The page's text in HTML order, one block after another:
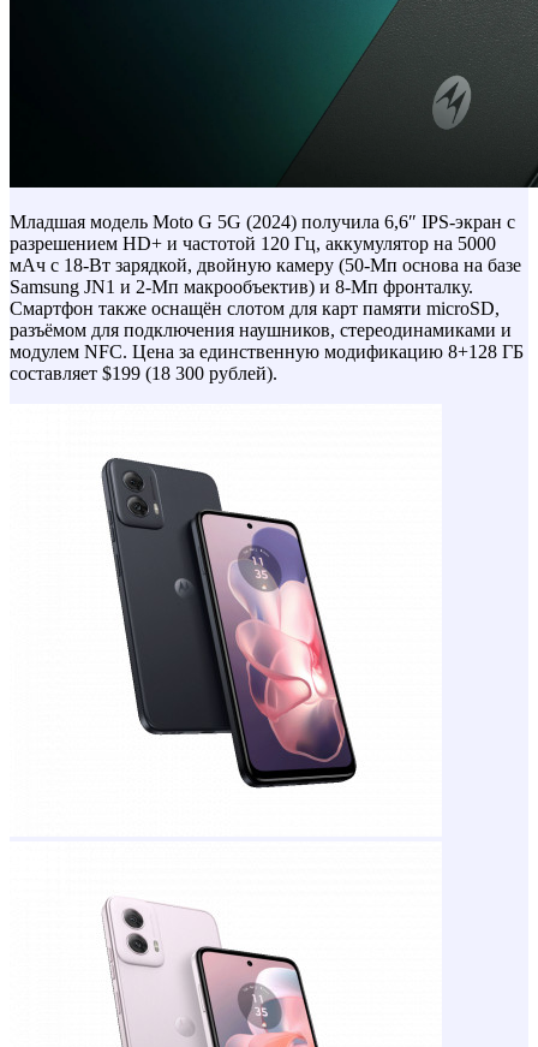
Младшая модель Moto G 5G (2024) получила 6,6″ IPS-экран с
разрешением HD+ и частотой 120 Гц, аккумулятор на 5000
мАч с 18-Вт зарядкой, двойную камеру (50-Мп основа на базе
Samsung JN1 и 2-Мп макрообъектив) и 8-Мп фронталку.
Смартфон также оснащён слотом для карт памяти microSD,
разъёмом для подключения наушников, стереодинамиками и
модулем NFC. Цена за единственную модификацию 8+128 ГБ
составляет $199 (18 300 рублей).